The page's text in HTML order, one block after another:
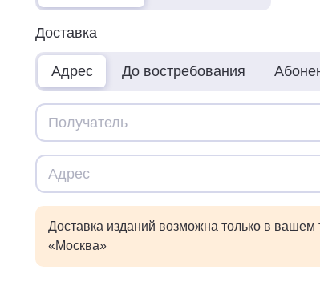
Доставка
Адрес До востребования
Доставка изданий возможна только в вашем
«Москва»